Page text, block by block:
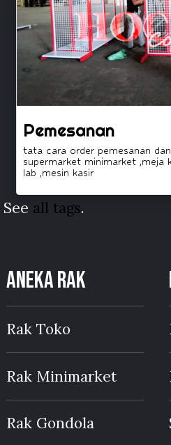
Pemesanan
tata cara order pemesanan
supermarket minimarket ,meja
lab ,mesin kasir
See all tags.
ANEKA RAK
Rak Toko
Rak Minimarket
Rak Gondola